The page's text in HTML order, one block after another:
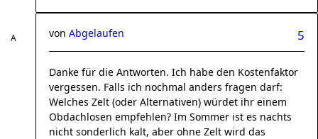
5
von Abgelaufen
Danke für die Antworten. Ich habe den Kostenfaktor
vergessen. Falls ich nochmal anders fragen darf:
Welches Zelt (oder Alternativen) würdet ihr einem
Obdachlosen empfehlen? Im Sommer ist es nachts
nicht sonderlich kalt, aber ohne Zelt wird das